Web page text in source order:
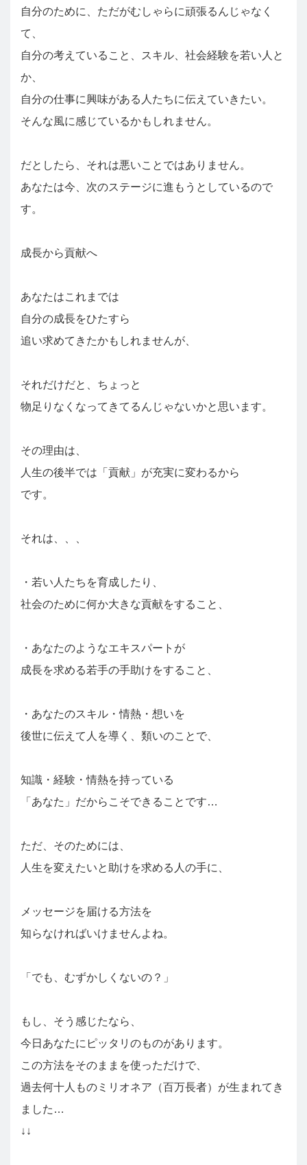
自分のために、ただがむしゃらに頑張るんじゃなく
て、
自分の考えていること、スキル、社会経験を若い人と
か、
自分の仕事に興味がある人たちに伝えていきたい。
そんな風に感じているかもしれません。
だとしたら、それは悪いことではありません。
あなたは今、次のステージに進もうとしているので
す。
成長から貢献へ
あなたはこれまでは
自分の成長をひたすら
追い求めてきたかもしれませんが、
それだけだと、ちょっと
物足りなくなってきてるんじゃないかと思います。
その理由は、
人生の後半では「貢献」が充実に変わるから
です。
それは、、、
・若い人たちを育成したり、
社会のために何か大きな貢献をすること、
・あなたのようなエキスパートが
成長を求める若手の手助けをすること、
・あなたのスキル・情熱・想いを
後世に伝えて人を導く、類いのことで、
知識・経験・情熱を持っている
「あなた」だからこそできることです…
ただ、そのためには、
人生を変えたいと助けを求める人の手に、
メッセージを届ける方法を
知らなければいけませんよね。
「でも、むずかしくないの？」
もし、そう感じたなら、
今日あなたにピッタリのものがあります。
この方法をそのままを使っただけで、
過去何十人ものミリオネア（百万長者）が生まれてき
ました…
↓↓